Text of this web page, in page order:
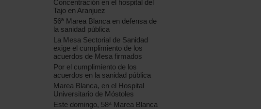
Concentración en el hospital del
Tajo en Aranjuez
56ª Marea Blanca en defensa de
la sanidad pública
La Mesa Sectorial de Sanidad
exige el cumplimiento de los
acuerdos de Mesa firmados
Por el cumplimiento de los
acuerdos en la sanidad pública
Marea Blanca, en el Hospital
Universitario de Móstoles
Este domingo, 58ª Marea Blanca